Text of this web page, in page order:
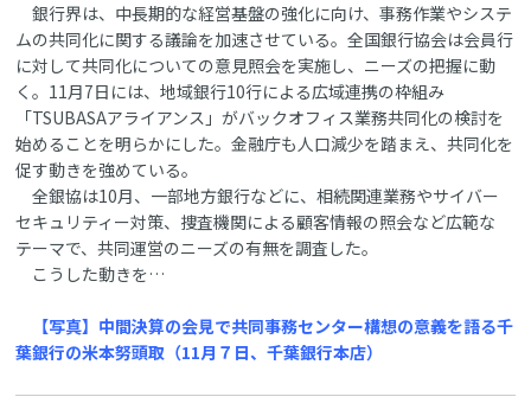
銀行界は、中長期的な経営基盤の強化に向け、事務作業やシステ
ムの共同化に関する議論を加速させている。全国銀行協会は会員行
に対して共同化についての意見照会を実施し、ニーズの把握に動
く。11月7日には、地域銀行10行による広域連携の枠組み
「TSUBASAアライアンス」がバックオフィス業務共同化の検討を
始めることを明らかにした。金融庁も人口減少を踏まえ、共同化を
促す動きを強めている。
全銀協は10月、一部地方銀行などに、相続関連業務やサイバー
セキュリティー対策、捜査機関による顧客情報の照会など広範な
テーマで、共同運営のニーズの有無を調査した。
こうした動きを…
【写真】中間決算の会見で共同事務センター構想の意義を語る千
葉銀行の米本努頭取（11月７日、千葉銀行本店）